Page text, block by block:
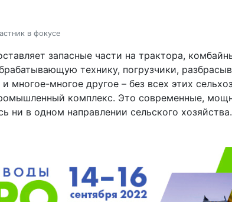
в фокусе
запасные части на трактора,
технику, погрузчики,
многое-многое другое – без всех этих
комплекс. Это современные,
ни в одном направлении сельского